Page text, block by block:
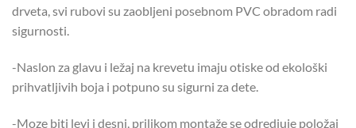
drveta, svi rubovi su zaobljeni posebnom PVC obradom radi
sigurnosti.
-Naslon za glavu i ležaj na krevetu imaju otiske od ekološki
prihvatljivih boja i potpuno su sigurni za dete.
-Moze biti levi i desni, prilikom montaže se odredjuje položaj